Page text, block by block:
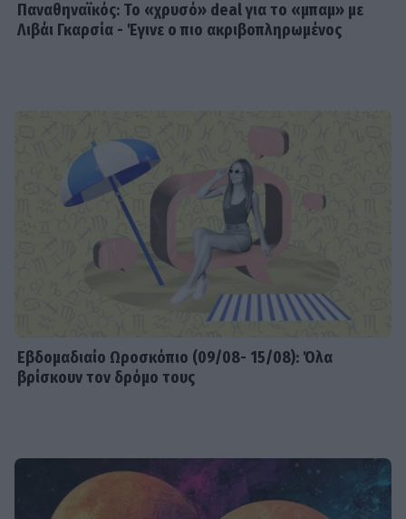
Παναθηναϊκός: Το «χρυσό» deal για το «μπαμ» με
Λιβάι Γκαρσία - Έγινε ο πιο ακριβοπληρωμένος
Εβδομαδιαίo Ωροσκόπιο (09/08- 15/08): Όλα
βρίσκουν τον δρόμο τους